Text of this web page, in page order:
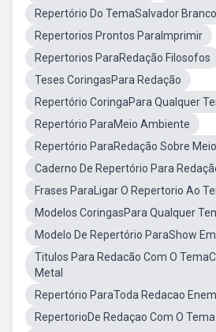
Repertório Do TemaSalvador Branco
Repertorios Prontos ParaImprimir
Repertorios ParaRedação Filosofos
Teses CoringasPara Redação
Repertório CoringaPara Qualquer
Repertório ParaMeio Ambiente
Repertório ParaRedação Sobre
Caderno De Repertório Para
Frases ParaLigar O Repertorio Ao
Modelos CoringasPara Qualquer
Modelo De Repertório ParaShow
Titulos Para Redacão Com O
Metal
Repertório ParaToda Redacao Enem
RepertorioDe Redaçao Com O